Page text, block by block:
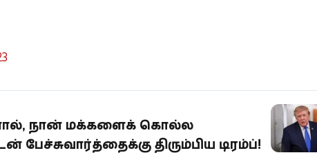
நான் மக்களைக் கொல்ல
பேச்சுவார்த்தைக்கு திரும்பிய டிரம்ப்!